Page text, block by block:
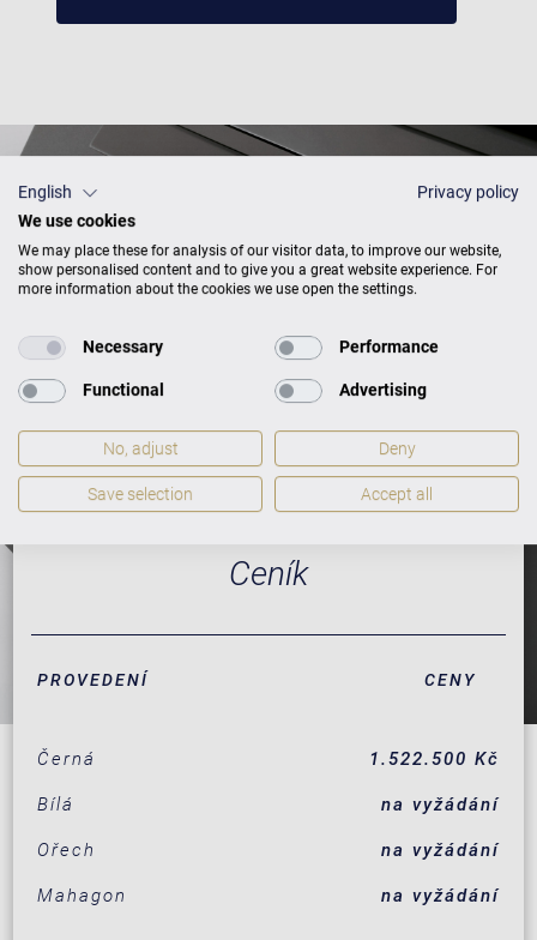
Ceník
PROVEDENÍ CENY
Černá 1.522.500 Kč
Bílá na vyžádání
Ořech na vyžádání
Mahagon na vyžádání
English
Privacy policy
We use cookies
We may place these for analysis of our visitor data, to improve our website,
show personalised content and to give you a great website experience. For
more information about the cookies we use open the settings.
Necessary Performance
Functional Advertising
No, adjust Deny
Save selection Accept all